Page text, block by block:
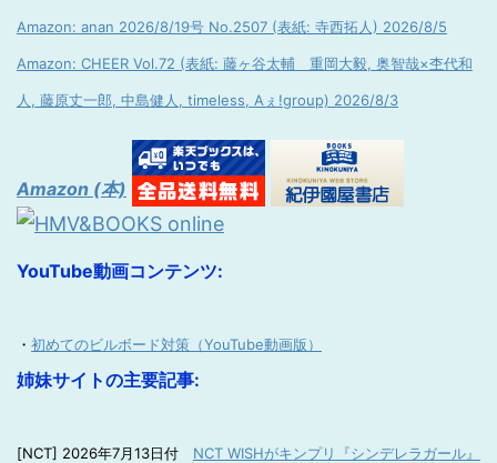
Amazon: anan 2026/8/19号 No.2507 (表紙: 寺西拓人) 2026/8/5
Amazon: CHEER Vol.72 (表紙: 藤ヶ谷太輔 重岡大毅, 奥智哉×杢代和
人, 藤原丈一郎, 中島健人, timeless, Aぇ!group) 2026/8/3
Amazon (本)
YouTube動画コンテンツ:
・ 初めてのビルボード対策（YouTube動画版）
姉妹サイトの主要記事:
[NCT] 2026年7月13日付 NCT WISHがキンプリ『シンデレラガール』